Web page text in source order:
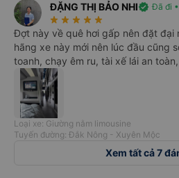
ĐẶNG THỊ BẢO NHIverified Đã đi
star_rate star_rate star_rate star_rate star_rate
Đợt này về quê hơi gấp nên đặt đại
hãng xe này mới nên lúc đầu cũng
toanh, chạy êm ru, tài xế lái an
Loại xe: Giường nằm limousine
Tuyến đường: Đắk Nông - Xuyên Mộc
Xem tất cả 7